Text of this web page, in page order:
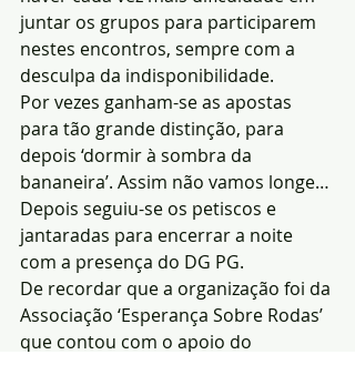
juntar os grupos para participarem
nestes encontros, sempre com a
desculpa da indisponibilidade.
Por vezes ganham-se as apostas
para tão grande distinção, para
depois ‘dormir à sombra da
bananeira’. Assim não vamos longe…
Depois seguiu-se os petiscos e
jantaradas para encerrar a noite
com a presença do DG PG.
De recordar que a organização foi da
Associação ‘Esperança Sobre Rodas’
que contou com o apoio do